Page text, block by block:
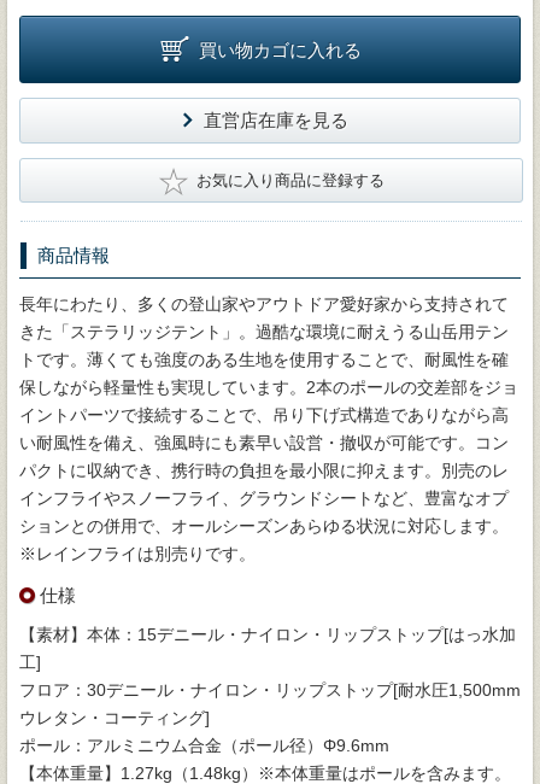
買い物カゴに入れる
直営店在庫を見る
★ お気に入り商品に登録する
商品情報
長年にわたり、多くの登山家やアウトドア愛好家から支持されて
きた「ステラリッジテント」。過酷な環境に耐えうる山岳用テン
トです。薄くても強度のある生地を使用することで、耐風性を確
保しながら軽量性も実現しています。2本のポールの交差部をジョ
イントパーツで接続することで、吊り下げ式構造でありながら高
い耐風性を備え、強風時にも素早い設営・撤収が可能です。コン
パクトに収納でき、携行時の負担を最小限に抑えます。別売のレ
インフライやスノーフライ、グラウンドシートなど、豊富なオプ
ションとの併用で、オールシーズンあらゆる状況に対応します。
※レインフライは別売りです。
仕様
【素材】本体：15デニール・ナイロン・リップストップ[はっ水加
工]
フロア：30デニール・ナイロン・リップストップ[耐水圧1,500mm
ウレタン・コーティング]
ポール：アルミニウム合金（ポール径）Φ9.6mm
【本体重量】1.27kg（1.48kg）※本体重量はポールを含みます。